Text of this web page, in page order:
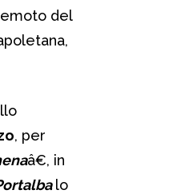
del
, per
â€, in
lo